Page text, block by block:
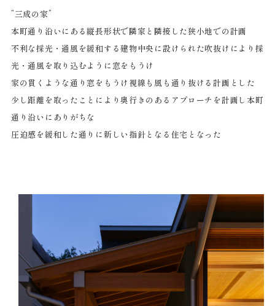
”三成の家”
本町通り沿いにある縦長形状で隣家と隣接した狭小地での計画
不利な採光・通風を緩和する建物中央に設けられた吹抜けにより採
光・通風を取り込むように窓をもうけ
家の貫くような通り窓をもうけ視線も風も通り抜ける計画とした
少し距離を取ったことにより奥行きのあるアプローチを計画し本町
通り沿いにありがちな
圧迫感を緩和した通りに新しい指針となる住宅となった